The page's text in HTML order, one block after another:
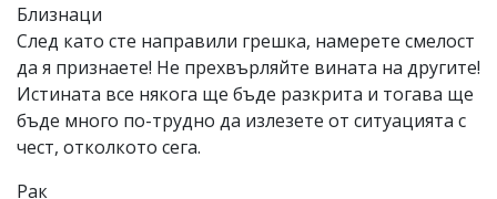
Близнаци
След като сте направили грешка, намерете смелост
да я признаете! Не прехвърляйте вината на другите!
Истината все някога ще бъде разкрита и тогава ще
бъде много по-трудно да излезете от ситуацията с
чест, отколкото сега.
Рак